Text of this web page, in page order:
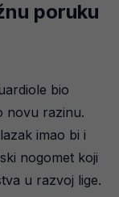
poruku
bio
novu razinu.
imao bi i
nogomet koji
u razvoj lige.